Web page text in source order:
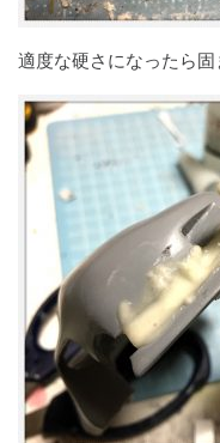
適度な硬さになったら